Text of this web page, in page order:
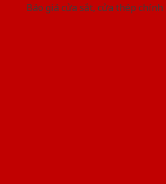
Báo giá cửa sắt, cửa thép